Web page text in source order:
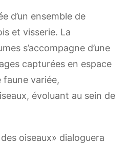
d’un ensemble de
et visserie. La
s’accompagne d’une
capturées en espace
variée,
évoluant au sein de
oiseaux» dialoguera